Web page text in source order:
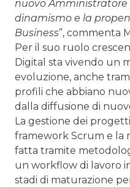
nuovo
dinamismo e la
Business”, commenta
Per il suo ruolo
Digital sta vivendo un
evoluzione, anche
profili che abbiano
dalla diffusione di
La gestione dei
framework Scrum e la
fatta tramite
un workflow di lavoro
stadi di maturazione